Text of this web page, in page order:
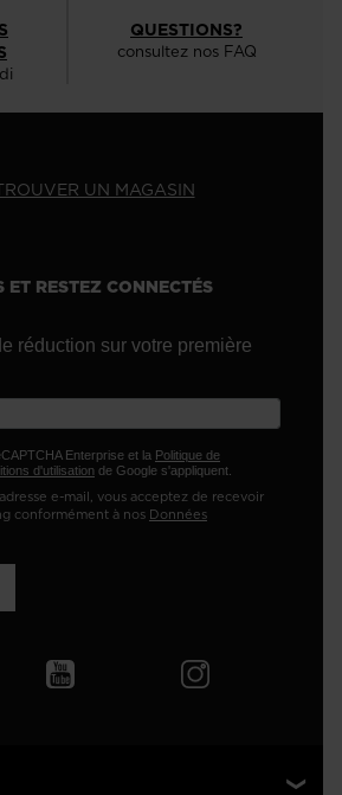
QUESTIONS?
consultez nos FAQ
UN MAGASIN
RESTEZ CONNECTÉS
réduction sur votre première
Enterprise et la Politique de
d'utilisation de Google s'appliquent.
e-mail, vous acceptez de recevoir
conformément à nos Données